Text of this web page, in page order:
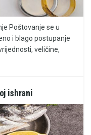
Poštovanje se u
i blago postupanje
veličine,
ishrani